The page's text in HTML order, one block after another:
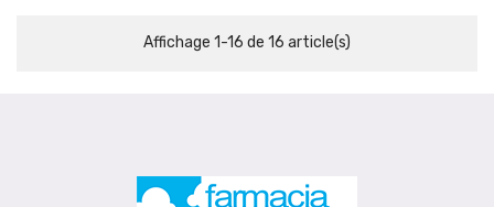
Affichage 1-16 de 16 article(s)